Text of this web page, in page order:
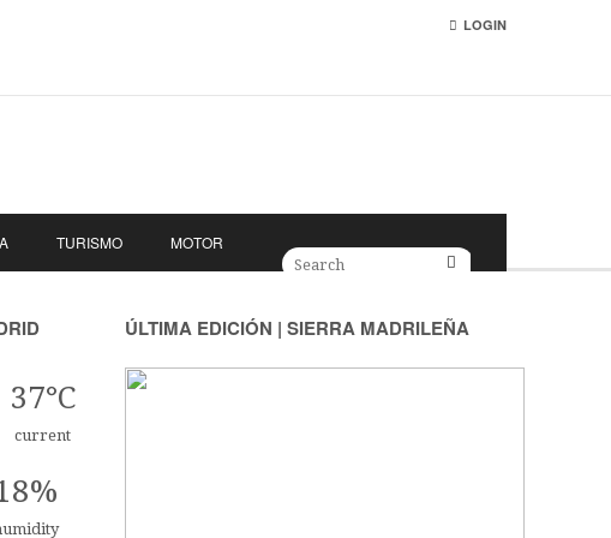
LOGIN
TURISMO MOTOR
37°C
current
ÚLTIMA EDICIÓN | SIERRA MADRILEÑA